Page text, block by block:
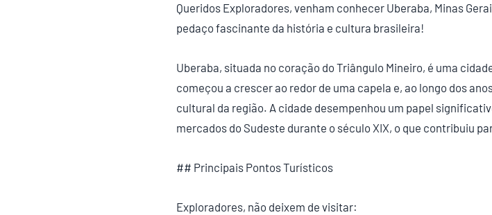
Queridos Exploradores, venham conhecer Uberaba, Minas
pedaço fascinante da história e cultura brasileira!
Uberaba, situada no coração do Triângulo Mineiro, é uma
começou a crescer ao redor de uma capela e, ao longo dos
cultural da região. A cidade desempenhou um papel
mercados do Sudeste durante o século XIX, o que contribuiu
## Principais Pontos Turísticos
Exploradores, não deixem de visitar: